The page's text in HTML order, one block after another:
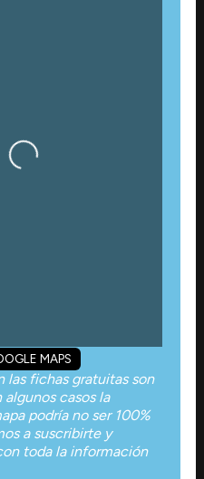
MAPS
las fichas gratuitas son
casos la
podría no ser 100%
a suscribirte y
toda la información